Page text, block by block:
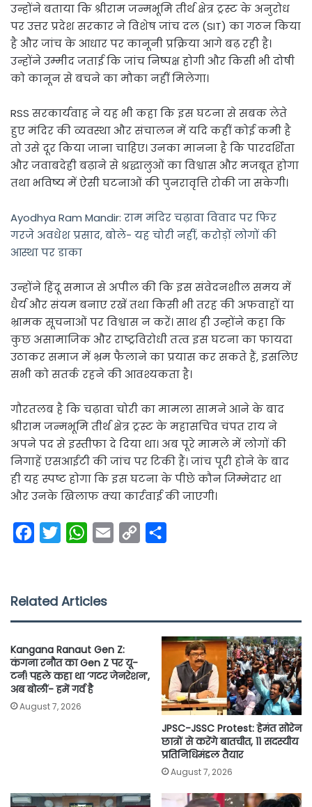
उन्होंने बताया कि श्रीराम जन्मभूमि तीर्थ क्षेत्र ट्रस्ट के अनुरोध
पर उत्तर प्रदेश सरकार ने विशेष जांच दल (SIT) का गठन किया
है और जांच के आधार पर कानूनी प्रक्रिया आगे बढ़ रही है।
उन्होंने उम्मीद जताई कि जांच निष्पक्ष होगी और किसी भी दोषी
को कानून से बचने का मौका नहीं मिलेगा।
RSS सरकार्यवाह ने यह भी कहा कि इस घटना से सबक लेते
हुए मंदिर की व्यवस्था और संचालन में यदि कहीं कोई कमी है
तो उसे दूर किया जाना चाहिए। उनका मानना है कि पारदर्शिता
और जवाबदेही बढ़ाने से श्रद्धालुओं का विश्वास और मजबूत होगा
तथा भविष्य में ऐसी घटनाओं की पुनरावृत्ति रोकी जा सकेगी।
Ayodhya Ram Mandir: राम मंदिर चढ़ावा विवाद पर फिर
गरजे अवधेश प्रसाद, बोले- यह चोरी नहीं, करोड़ों लोगों की
आस्था पर डाका
उन्होंने हिंदू समाज से अपील की कि इस संवेदनशील समय में
धैर्य और संयम बनाए रखें तथा किसी भी तरह की अफवाहों या
भ्रामक सूचनाओं पर विश्वास न करें। साथ ही उन्होंने कहा कि
कुछ असामाजिक और राष्ट्रविरोधी तत्व इस घटना का फायदा
उठाकर समाज में भ्रम फैलाने का प्रयास कर सकते हैं, इसलिए
सभी को सतर्क रहने की आवश्यकता है।
गौरतलब है कि चढ़ावा चोरी का मामला सामने आने के बाद
श्रीराम जन्मभूमि तीर्थ क्षेत्र ट्रस्ट के महासचिव चंपत राय ने
अपने पद से इस्तीफा दे दिया था। अब पूरे मामले में लोगों की
निगाहें एसआईटी की जांच पर टिकी हैं। जांच पूरी होने के बाद
ही यह स्पष्ट होगा कि इस घटना के पीछे कौन जिम्मेदार था
और उनके खिलाफ क्या कार्रवाई की जाएगी।
e
o
k
t
r
W
t
p
p
k
Related Articles
Kangana Ranaut Gen Z:
कंगना रनौत का Gen Z पर यू-
टर्न! पहले कहा था ‘गटर जेनरेशन’,
अब बोलीं- हमें गर्व है
August 7, 2026
JPSC-JSSC Protest: हेमंत सोरेन
छात्रों से करेंगे बातचीत, 11 सदस्यीय
प्रतिनिधिमंडल तैयार
August 7, 2026